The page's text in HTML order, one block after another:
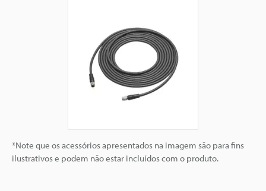
*Note que os acessórios apresentados na imagem são para fins
ilustrativos e podem não estar incluídos com o produto.